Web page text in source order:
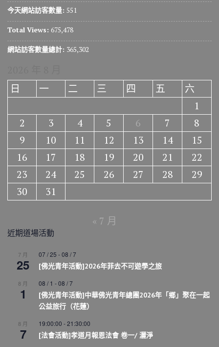
今天網站訪客數量: 551
Total Views: 675,478
網站訪客數量總計: 365,302
日
一 二 三 四 五
六
1
2
3 4 5 6 7
8
9
10 11 12 13 14
15
16
17 18 19 20 21
22
23
24 25 26 27 28
29
30
31
« 7 月
近期道場活動
7 月
25
07 / 25 -08 / 7
[佛光青年活動]2026年菲去不可遊學之旅
8 月
1
08 / 1 -08 / 7
[佛光青年活動]中華佛光青年總團2026年「鄉」聚在一起
公益旅行（花蓮）
8 月
7
19:00:00 -21:30:00
[法會活動]孝道月報恩法會 卷一/ 灑淨